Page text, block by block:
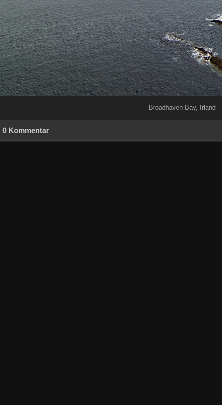
Broadhaven Bay, Irland
0 Kommentar